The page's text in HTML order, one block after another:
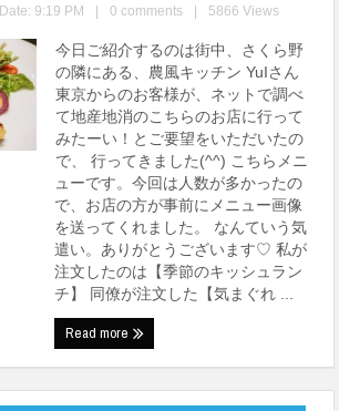
Date: 9:19 PM 0 comments 5866 Views
今日ご紹介するのは街中、さくら野
の隣にある、農風キッチン YuIさん
東京からのお客様が、ネットで調べ
て地産地消のこちらのお店に行って
みたーい！とご要望をいただいたの
で、 行ってきました(^^) こちらメニ
ューです。今回は人数が多かったの
で、お店の方が事前にメニュー画像
を送ってくれました。 なんていう気
遣い。ありがとうございます♡ 私が
注文したのは【季節のキッシュラン
チ】 同僚が注文した【気まぐれ ...
Read more